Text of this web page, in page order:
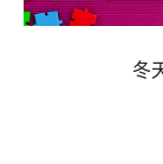
冬